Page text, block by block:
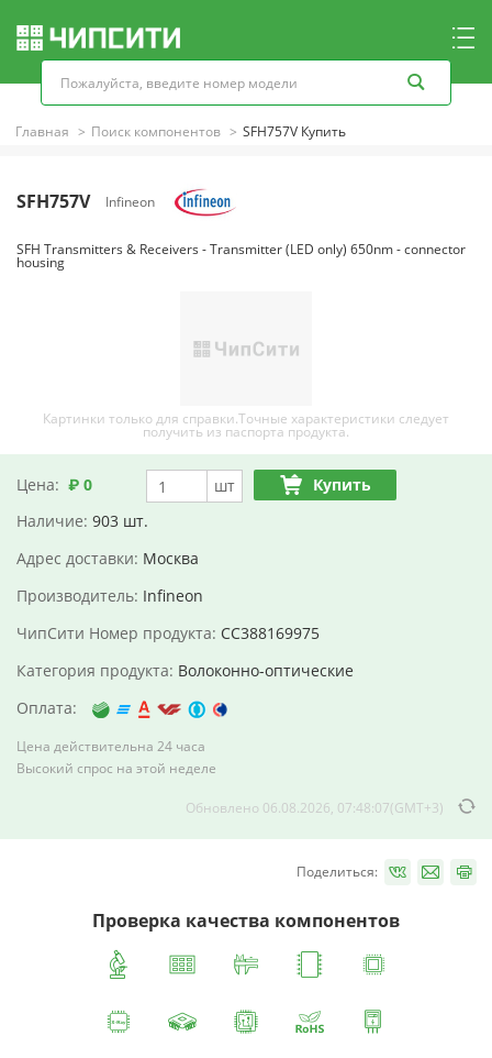
Главная Поиск компонентов SFH757V Купить
SFH757V Infineon
SFH Transmitters & Receivers - Transmitter (LED only) 650nm - connector
housing
Картинки только для справки.Точные характеристики следует
получить из паспорта продукта.
Цена: ₽ 0 шт
Купить
Наличие: 903 шт.
Адрес доставки: Москва
Производитель: Infineon
ЧипСити Номер продукта: CC388169975
Категория продукта: Волоконно-оптические
Оплата:
Цена действительна 24 часа
Высокий спрос на этой неделе
Обновлено 06.08.2026, 07:48:07(GMT+3)
Поделиться:
Проверка качества компонентов